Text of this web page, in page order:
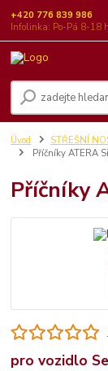
+420 776 839 986
Infolinka: Po-Pá 8-18
Úvod STŘEŠNÍ
Příčníky ATERA
Příčníky
pro vozidlo